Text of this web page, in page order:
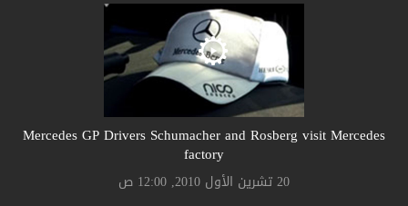
Mercedes GP Drivers Schumacher and Rosberg visit Mercedes
factory
20 تشرين الأول 2010, 12:00 ص